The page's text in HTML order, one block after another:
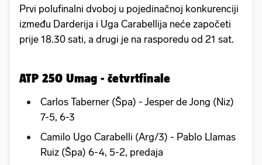
Prvi polufinalni dvoboj u pojedinačnoj konkurenciji
između Darderija i Uga Carabellija neće započeti
prije 18.30 sati, a drugi je na rasporedu od 21 sat.
ATP 250 Umag - četvrtfinale
Carlos Taberner (Špa) - Jesper de Jong (Niz)
7-5, 6-3
Camilo Ugo Carabelli (Arg/3) - Pablo Llamas
Ruiz (Špa) 6-4, 5-2, predaja